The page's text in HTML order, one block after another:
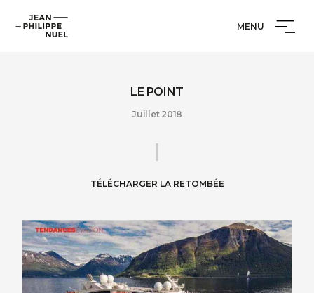
contenu
Jean-
Philippe
MENU
LE POINT
Juillet 2018
TÉLÉCHARGER LA RETOMBÉE